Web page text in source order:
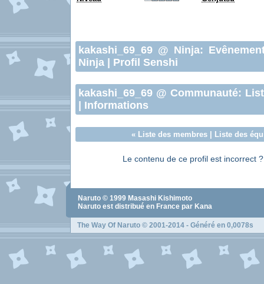
kakashi_69_69 @ Ninja:
Ninja
Profil Senshi
kakashi_69_69 @ Communauté:
Informations
« Liste des membres| Liste des
Le contenu de ce profil est incorrect
Naruto © 1999 Masashi Kishimoto
Naruto est distribué en France par Kana
The Way Of Naruto © 2001-2014 - Généré en 0,0078s